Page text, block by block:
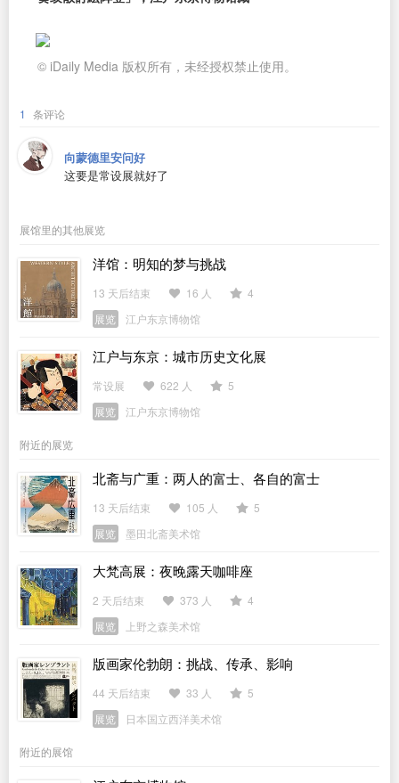
© iDaily Media 版权所有，未经授权禁止使用。
1 条评论
向蒙德里安问好
这要是常设展就好了
展馆里的其他展览
洋馆：明知的梦与挑战
13 天后结束 16 人
4
展览
江户东京博物馆
江户与东京：城市历史文化展
常设展 622 人
5
展览
江户东京博物馆
附近的展览
北斋与广重：两人的富士、各自的富士
13 天后结束 105 人
5
展览
墨田北斋美术馆
大梵高展：夜晚露天咖啡座
2 天后结束 373 人
4
展览
上野之森美术馆
版画家伦勃朗：挑战、传承、影响
44 天后结束 33 人
5
展览
日本国立西洋美术馆
附近的展馆